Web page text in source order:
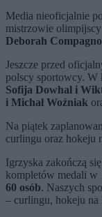
Media nieoficjalnie
mistrzowie
Deborah
Jeszcze przed
polscy sportowcy. W
Sofija Dowhal i
i Michał Woźniak
Na piątek
curlingu oraz hokeju
Igrzyska zakończą
kompletów medali w
60 osób. Naszych
– curlingu, hokeju